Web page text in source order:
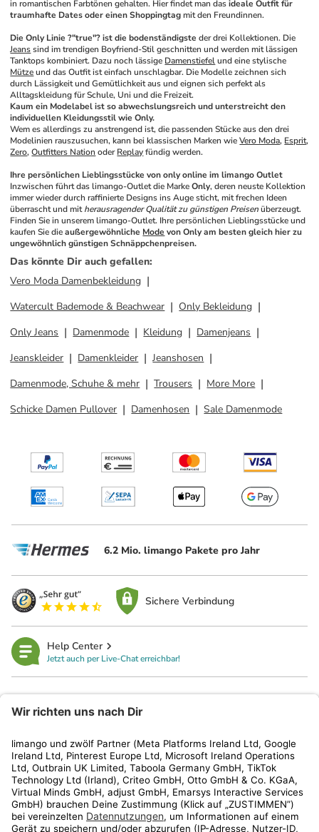
in romantischen Farbtönen gehalten. Hier findet man das ideale Outfit für
traumhafte Dates oder einen Shoppingtag mit den Freundinnen.
Die Only Linie ?"true"? ist die bodenständigste
Jeans sind im trendigen Boyfriend-Stil geschnitten und werden mit lässigen
Tanktops kombiniert. Dazu noch lässige Damenstiefel
Mütze und das Outfit ist einfach unschlagbar. Die Modelle zeichnen sich
durch Lässigkeit und Gemütlichkeit aus und eignen sich perfekt als
Alltagskleidung für Schule, Uni und die Freizeit.
Kaum ein Modelabel ist so abwechslungsreich und unterstreicht den
individuellen Kleidungsstil wie Only.
Wem es allerdings zu anstrengend ist, die passenden Stücke aus den drei
Modelinien rauszusuchen, kann bei klassischen Marken wie Vero Moda, Esprit
Zero, Outfitters Nation oder Replay fündig werden.
Ihre persönlichen Lieblingsstücke von only online im limango Outlet
Inzwischen führt das limango-Outlet die Marke Only, deren neuste Kollektion
immer wieder durch raffinierte Designs ins Auge sticht, mit frechen Ideen
überrascht und mit herausragender Qualität zu günstigen Preisen überzeugt.
Finden Sie in unserem limango-Outlet. Ihre persönlichen Lieblingsstücke und
kaufen Sie die außergewöhnliche Mode von Only am besten gleich hier zu
ungewöhnlich günstigen Schnäppchenpreisen.
Das könnte Dir auch gefallen:
Vero Moda Damenbekleidung
Watercult Bademode & Beachwear
Only Bekleidung
Only Jeans
Damenmode Kleidung
Damenjeans
Jeanskleider
Damenkleider
Jeanshosen
Damenmode, Schuhe & mehr
Trousers
More More
Schicke Damen Pullover
Damenhosen Sale Damenmode
6.2 Mio. limango Pakete pro Jahr
Sichere Verbindung
Help Center
Jetzt auch per Live-Chat erreichbar!
Kundenservice
Shop
Aktionen